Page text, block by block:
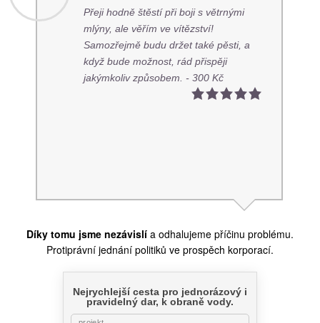
Přeji hodně štěstí při boji s větrnými
mlýny, ale věřím ve vítězství!
Samozřejmě budu držet také pěsti, a
když bude možnost, rád přispěji
jakýmkoliv způsobem. - 300 Kč
Díky tomu jsme nezávislí a odhalujeme příčinu problému.
Protiprávní jednání politiků ve prospěch korporací.